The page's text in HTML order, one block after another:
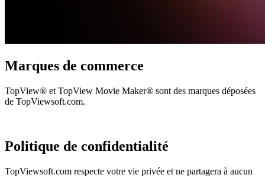
Marques de commerce
TopView® et TopView Movie Maker® sont des marques déposées
de TopViewsoft.com.
Politique de confidentialité
TopViewsoft.com respecte votre vie privée et ne partagera à aucun